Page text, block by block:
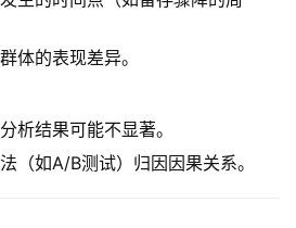
体的表现差异。
析结果可能不显著。
（如A/B测试）归因因果关系。